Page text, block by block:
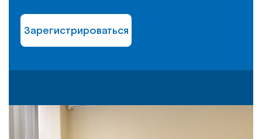
Зарегистрироваться